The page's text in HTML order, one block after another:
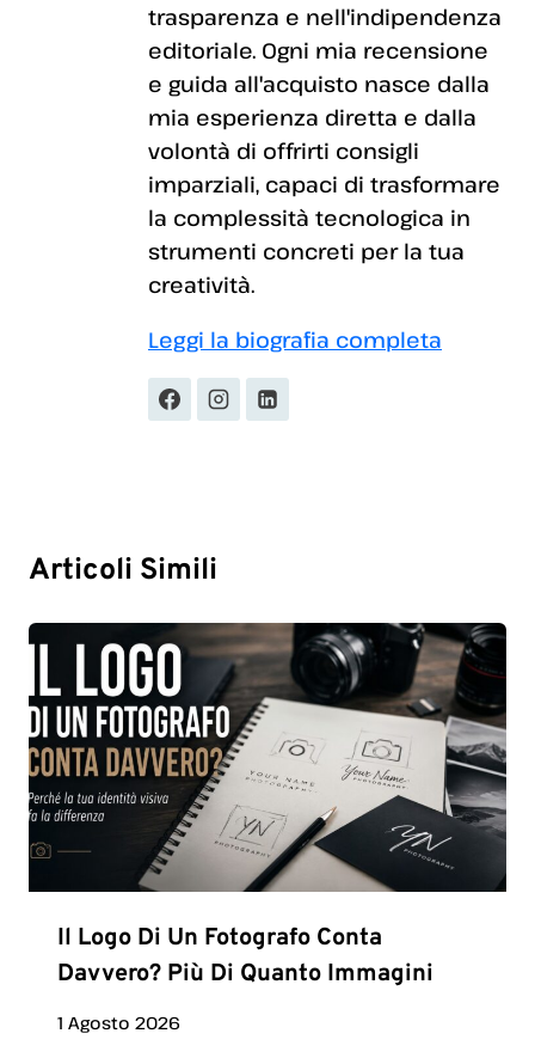
trasparenza e nell'indipendenza
editoriale. Ogni mia recensione
e guida all'acquisto nasce dalla
mia esperienza diretta e dalla
volontà di offrirti consigli
imparziali, capaci di trasformare
la complessità tecnologica in
strumenti concreti per la tua
creatività.
Leggi la biografia completa
Articoli Simili
Il Logo Di Un Fotografo Conta
Davvero? Più Di Quanto Immagini
1 Agosto 2026